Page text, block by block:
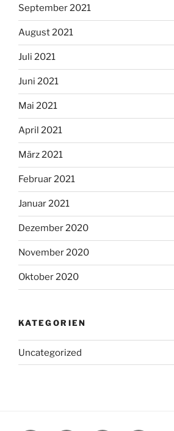
September 2021
August 2021
Juli 2021
Juni 2021
Mai 2021
April 2021
März 2021
Februar 2021
Januar 2021
Dezember 2020
November 2020
Oktober 2020
KATEGORIEN
Uncategorized